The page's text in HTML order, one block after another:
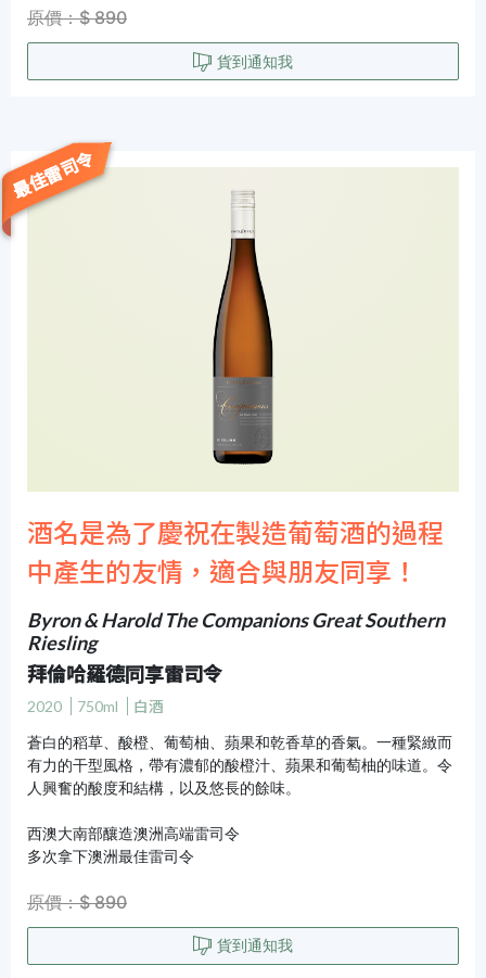
原價：$ 890
貨到通知我
最佳雷司令
酒名是為了慶祝在製造葡萄酒的過程
中產生的友情，適合與朋友同享！
Byron & Harold The Companions Great Southern
Riesling
拜倫哈羅德同享雷司令
2020 750ml
白酒
蒼白的稻草、酸橙、葡萄柚、蘋果和乾香草的香氣。一種緊緻而
有力的干型風格，帶有濃郁的酸橙汁、蘋果和葡萄柚的味道。令
人興奮的酸度和結構，以及悠長的餘味。
西澳大南部釀造澳洲高端雷司令
多次拿下澳洲最佳雷司令
原價：$ 890
貨到通知我